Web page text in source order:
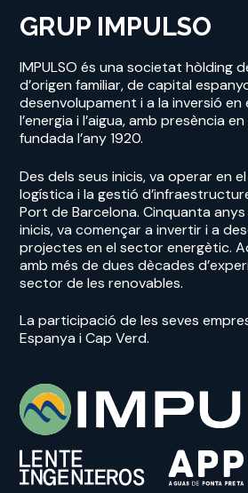
GRUP IMPULSO
IMPULSO és una societat hòlding
d’origen familiar, de capital
desenvolupament i a la inversió
l’energia i l’aigua, amb presència
fundada l’any 1920.
Des dels seus inicis, va operar en
logística i la gestió
Port de Barcelona. Cinquanta
inicis, va començar a invertir i a
projectes en el sector energètic.
amb més de dues dècades
sector de les renovables.
La participació de les seves
Espanya i Cap Verd.